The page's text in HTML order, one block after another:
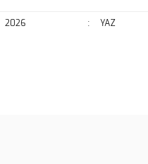
2026 : YAZ